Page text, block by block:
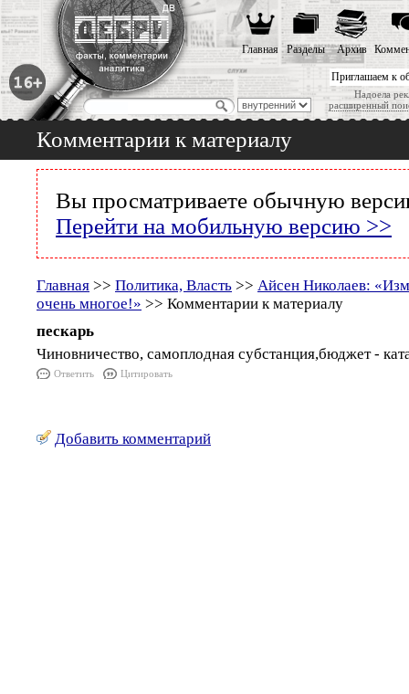
Приглашаем к
Надоела
расширенный
Главная Разделы Архив
Комментарии к материалу
Вы просматриваете обычную
Перейти на мобильную версию >>
Главная >> Политика, Власть >> Айсен Николаев:
очень многое!» >> Комментарии к материалу
пескарь
Чиновничество, самоплодная субстанция,бюджет -
Ответить Цитировать
Добавить комментарий